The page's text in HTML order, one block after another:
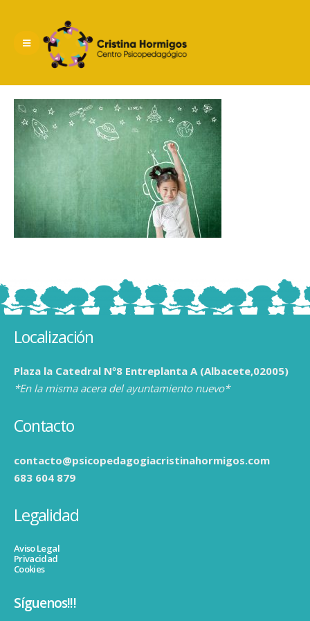
Localización
Plaza la Catedral Nº8 Entreplanta A (Albacete,02005)
*En la misma acera del ayuntamiento nuevo*
Contacto
contacto@psicopedagogiacristinahormigos.com
683 604 879
Legalidad
Aviso Legal
Privacidad
Cookies
Síguenos!!!